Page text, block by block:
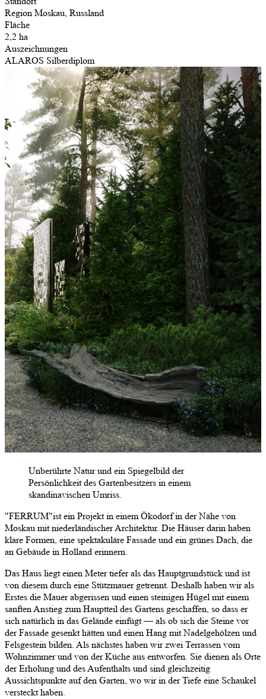
Region Moskau, Russland
Fläche
2,2 ha
Auszeichnungen
ALAROS Silberdiplom
Unberührte Natur und ein Spiegelbild der
Persönlichkeit des Gartenbesitzers in einem
skandinavischen Umriss.
"FERRUM"ist ein Projekt in einem Ökodorf in der Nähe von
Moskau mit niederländischer Architektur. Die Häuser darin haben
klare Formen, eine spektakuläre Fassade und ein grünes Dach, die
an Gebäude in Holland erinnern.
Das Haus liegt einen Meter tiefer als das Hauptgrundstück und ist
von diesem durch eine Stützmauer getrennt. Deshalb haben wir als
Erstes die Mauer abgerissen und einen steinigen Hügel mit einem
sanften Anstieg zum Hauptteil des Gartens geschaffen, so dass er
sich natürlich in das Gelände einfügt — als ob sich die Steine vor
der Fassade gesenkt hätten und einen Hang mit Nadelgehölzen und
Felsgestein bilden. Als nächstes haben wir zwei Terrassen vom
Wohnzimmer und von der Küche aus entworfen. Sie dienen als Orte
der Erholung und des Aufenthalts und sind gleichzeitig
Aussichtspunkte auf den Garten, wo wir in der Tiefe eine Schaukel
versteckt haben.